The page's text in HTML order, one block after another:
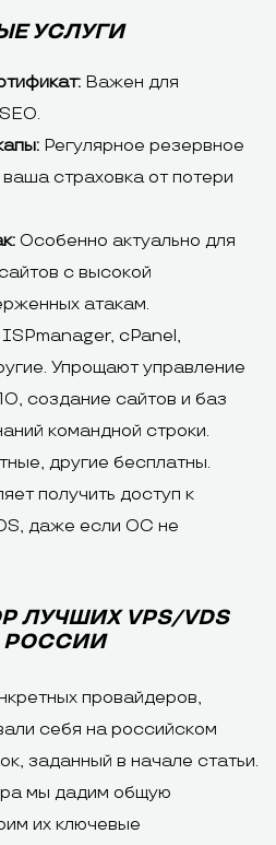
УСЛУГИ
Важен для
Регулярное резервное
страховка от потери
Особенно актуально для
с высокой
атакам.
ISPmanager, cPanel,
Упрощают управление
создание сайтов и баз
командной строки.
другие бесплатны.
получить доступ к
даже если ОС не
ЛУЧШИХ VPS/VDS
РОССИИ
провайдеров,
себя на российском
заданный в начале статьи.
мы дадим общую
их ключевые